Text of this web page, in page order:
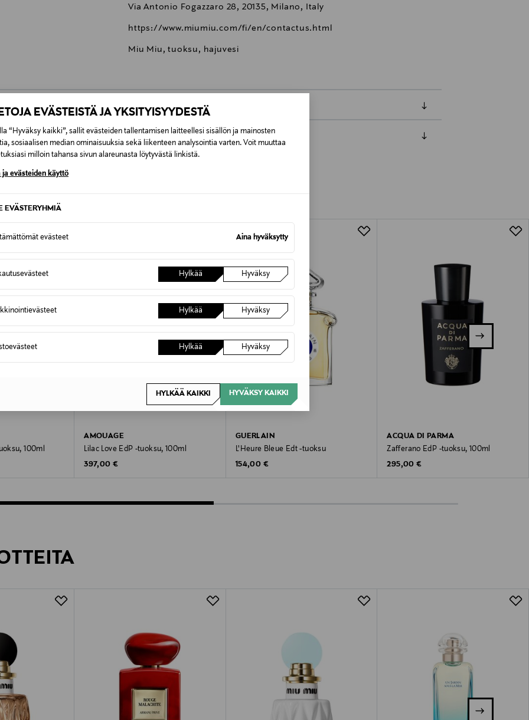
EVÄSTEISTÄ JA YKSITYISYYDESTÄ
“Hyväksy kaikki”, sallit evästeiden tallentamisen laitteellesi sisällön ja mainosten
sosiaalisen median ominaisuuksia sekä liikenteen analysointia varten. Voit muuttaa
milloin tahansa sivun alareunasta löytyvästä linkistä.
ja evästeiden käyttö
EVÄSTERYHMIÄ
evästeet Aina hyväksytty
Hylkää Hyväksy
Hylkää Hyväksy
Hylkää Hyväksy
HYLKÄÄ KAIKKI HYVÄKSY KAIKKI
Via Antonio Fogazzaro 28, 20135, Milano, Italy
https://www.miumiu.com/fi/en/contactus.html
Miu Miu, tuoksu, hajuvesi
0,00 €
0,00 € – 4,90 €
Alk. 6,90 €, kun toimitus on saatavilla valittuun osoitteeseen.
tilaukseesi. Voit palauttaa tilaamasi tuotteen 30 vuorokauden kuluessa tuotteen vastaanottamisesta.
palauttaa avaamattomissa alkuperäispakkauksissaan ja palautettavan tuotteen sinetin tulee olla ehjä.
NÄISTÄ
100ml
AMOUAGE
Lilac Love EdP -tuoksu, 100ml
Original Price
397,00 €
GUERLAIN
L'Heure Bleue Edt -tuoksu
Original Price
154,00 €
ACQUA DI PARMA
Zafferano EdP -tuoksu, 100ml
Original Price
295,00 €